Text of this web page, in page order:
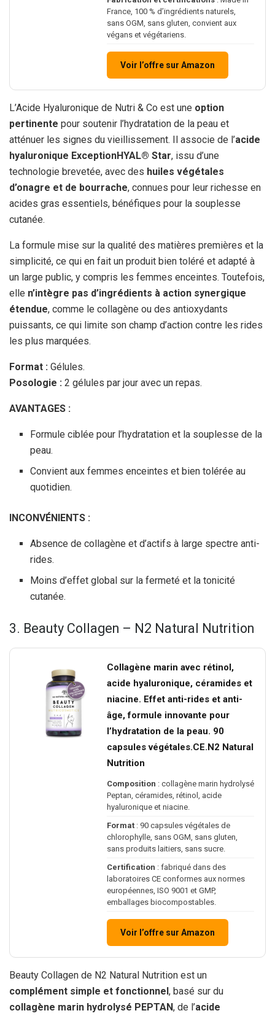
France, 100 % d’ingrédients naturels,
sans OGM, sans gluten, convient aux
végans et végétariens.
Voir l’offre sur Amazon
L’Acide Hyaluronique de Nutri & Co est une option
pertinente pour soutenir l’hydratation de la peau et
atténuer les signes du vieillissement. Il associe de l’acide
hyaluronique ExceptionHYAL® Star, issu d’une
technologie brevetée, avec des huiles végétales
d’onagre et de bourrache, connues pour leur richesse en
acides gras essentiels, bénéfiques pour la souplesse
cutanée.
La formule mise sur la qualité des matières premières et la
simplicité, ce qui en fait un produit bien toléré et adapté à
un large public, y compris les femmes enceintes. Toutefois,
elle n’intègre pas d’ingrédients à action synergique
étendue, comme le collagène ou des antioxydants
puissants, ce qui limite son champ d’action contre les rides
les plus marquées.
Format : Gélules.
Posologie : 2 gélules par jour avec un repas.
AVANTAGES :
Formule ciblée pour l’hydratation et la souplesse de la
peau.
Convient aux femmes enceintes et bien tolérée au
quotidien.
INCONVÉNIENTS :
Absence de collagène et d’actifs à large spectre anti-
rides.
Moins d’effet global sur la fermeté et la tonicité
cutanée.
3. Beauty Collagen – N2 Natural Nutrition
Collagène marin avec rétinol,
acide hyaluronique, céramides et
niacine. Effet anti-rides et anti-
âge, formule innovante pour
l’hydratation de la peau. 90
capsules végétales.CE.N2 Natural
Nutrition
Composition : collagène marin hydrolysé
Peptan, céramides, rétinol, acide
hyaluronique et niacine.
Format : 90 capsules végétales de
chlorophylle, sans OGM, sans gluten,
sans produits laitiers, sans sucre.
Certification : fabriqué dans des
laboratoires CE conformes aux normes
européennes, ISO 9001 et GMP,
emballages biocompostables.
Voir l’offre sur Amazon
Beauty Collagen de N2 Natural Nutrition est un
complément simple et fonctionnel, basé sur du
collagène marin hydrolysé PEPTAN, de l’acide